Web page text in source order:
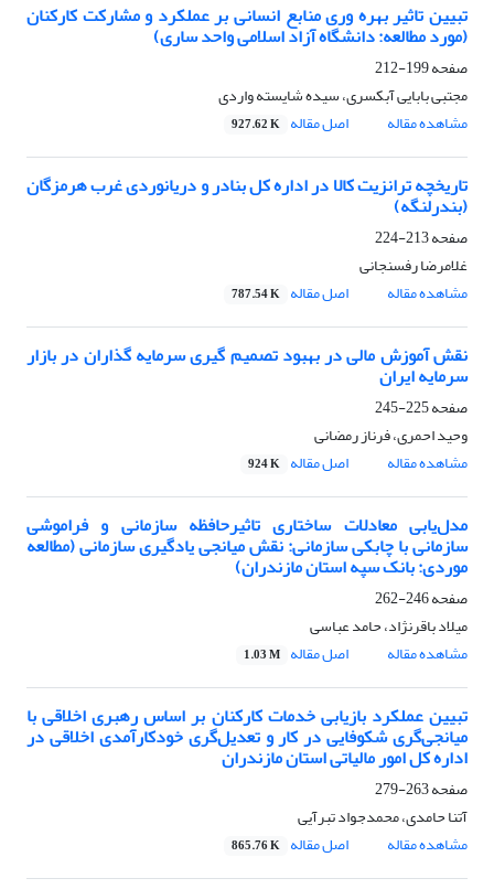
تبیین تاثیر بهره وری منابع انسانی بر عملکرد و مشارکت کارکنان
(مورد مطالعه: دانشگاه آزاد اسلامی واحد ساری)
صفحه199-212
مجتبی بابایی آبکسری، سیده شایسته واردی
مشاهده مقاله
اصل مقاله 927.62 K
تاریخچه ترانزیت کالا در اداره کل بنادر و دریانوردی غرب هرمزگان
(بندرلنگه)
صفحه213-224
غلامرضا رفسنجانی
مشاهده مقاله
اصل مقاله 787.54 K
نقش آموزش مالی در بهبود تصمیم گیری سرمایه گذاران در بازار
سرمایه ایران
صفحه225-245
وحید احمری، فرناز رمضانی
مشاهده مقاله
اصل مقاله 924 K
مدل‌یابی معادلات ساختاری تاثیرحافظه سازمانی و فراموشی
سازمانی با چابکی سازمانی: نقش میانجی یادگیری سازمانی (مطالعه
موردی: بانک سپه استان مازندران)
صفحه246-262
میلاد باقرنژاد، حامد عباسی
مشاهده مقاله
اصل مقاله 1.03 M
تبیین عملکرد بازیابی خدمات کارکنان بر اساس رهبری اخلاقی با
میانجی‌گری شکوفایی در کار و تعدیل‌گری خودکارآمدی اخلاقی در
اداره کل امور مالیاتی استان مازندران
صفحه263-279
آتنا حامدی، محمدجواد تبرآیی
مشاهده مقاله
اصل مقاله 865.76 K